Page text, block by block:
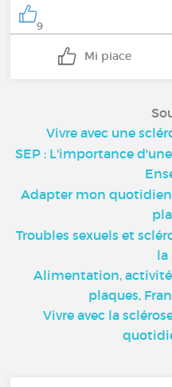
9
Mi piace
Vivre avec une
SEP : L'importance
Adapter mon
Troubles sexuels et
la
Alimentation, activité
plaques,
Vivre avec la